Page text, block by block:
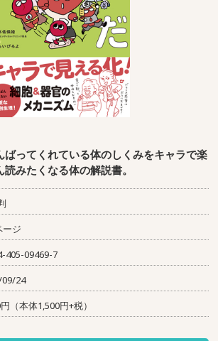
ってくれている体のしくみをキャラで楽
みたくなる体の解説書。
ージ
405-09469-7
09/24
（本体1,500円+税）